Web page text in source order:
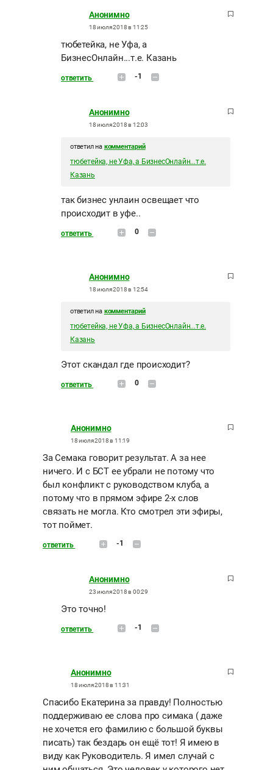
Анонимно
18 июля 2018 в 11:25
тюбетейка, не Уфа, а
БизнесОнлайн...т.е. Казань
ответить -1
Анонимно
18 июля 2018 в 12:03
ответил на комментарий
тюбетейка, не Уфа, а БизнесОнлайн...т.е.
Казань
так бизнес унлаин освещает что
происходит в уфе..
ответить 0
Анонимно
18 июля 2018 в 12:54
ответил на комментарий
тюбетейка, не Уфа, а БизнесОнлайн...т.е.
Казань
Этот скандал где происходит?
ответить 0
Анонимно
18 июля 2018 в 11:19
За Семака говорит результат. А за нее
ничего. И с БСТ ее убрали не потому что
был конфликт с руководством клуба, а
потому что в прямом эфире 2-х слов
связать не могла. Кто смотрел эти эфиры,
тот поймет.
ответить -1
Анонимно
23 июля 2018 в 00:29
Это точно!
ответить -1
Анонимно
18 июля 2018 в 11:31
Спасибо Екатерина за правду! Полностью
поддерживаю ее слова про симака ( даже
не хочется его фамилию с большой буквы
писать) так бездарь он ещё тот! Я имею в
виду как Руководитель. Я имел случай с